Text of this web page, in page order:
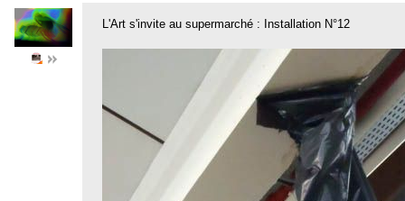
L'Art s'invite au supermarché : Installation N°12